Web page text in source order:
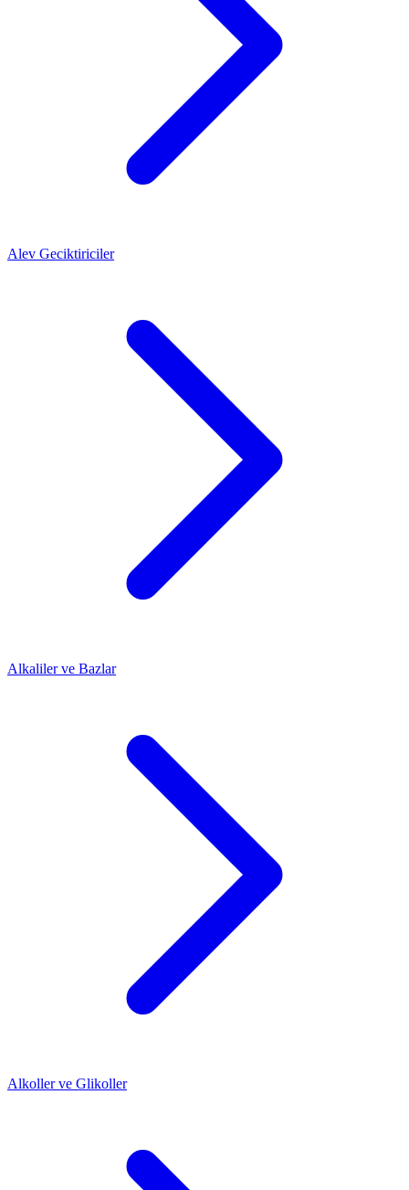
Alev Geciktiriciler
Alkaliler ve Bazlar
Alkoller ve Glikoller